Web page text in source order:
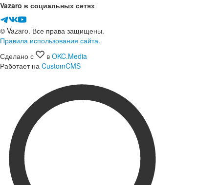
Vazaro в социальных сетях
© Vazaro. Все права защищены.
Правила использования сайта.
Сделано с
в OKC.Media
Работает на CustomCMS